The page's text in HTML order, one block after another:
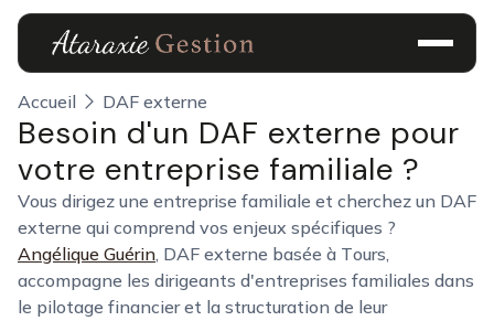
Accueil DAF externe
Besoin d'un DAF externe pour
votre entreprise familiale ?
Vous dirigez une entreprise familiale et cherchez un DAF
externe qui comprend vos enjeux spécifiques ?
Angélique Guérin, DAF externe basée à Tours,
accompagne les dirigeants d'entreprises familiales dans
le pilotage financier et la structuration de leur